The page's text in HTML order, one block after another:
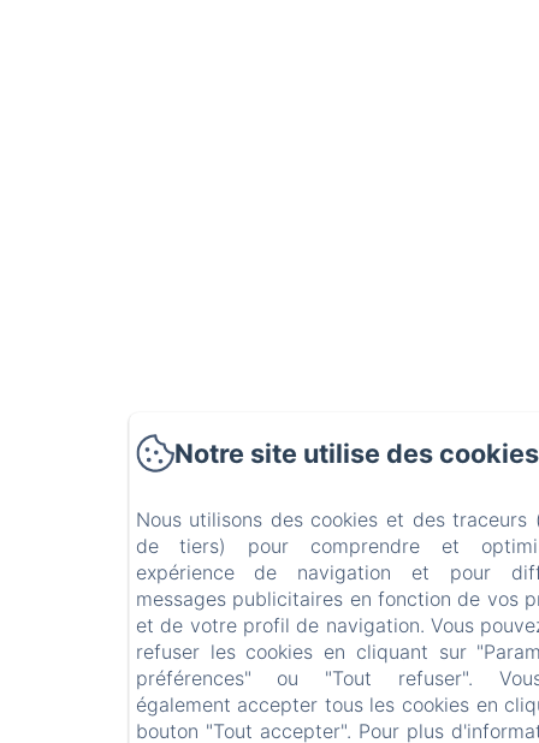
Notre site utilise des cookies
Nous utilisons des cookies et des traceurs
de tiers) pour comprendre et
expérience de navigation et pour
messages publicitaires en fonction de vos
et de votre profil de navigation. Vous
refuser les cookies en cliquant sur
préférences" ou "Tout refuser".
également accepter tous les cookies en
bouton "Tout accepter". Pour plus